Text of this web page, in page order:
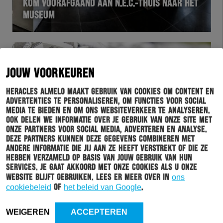
JOUW VOORKEUREN
Heracles Almelo maakt gebruik van cookies om content en
advertenties te personaliseren, om functies voor social
media te bieden en om ons websiteverkeer te analyseren.
Ook delen we informatie over je gebruik van onze site met
onze partners voor social media, adverteren en analyse.
Deze partners kunnen deze gegevens combineren met
andere informatie die jij aan ze heeft verstrekt of die ze
hebben verzameld op basis van jouw gebruik van hun
services. Je gaat akkoord met onze cookies als u onze
website blijft gebruiken. Lees er meer over in ons
cookiebeleid of het beleid van Google.
WEIGEREN ACCEPTEREN
KOM VOORAFGAAND AAN N.E.C.-THUIS NAAR HET
MUSEUM
HERACLES 24-08-2021
WIE IS JOUW FAVORIETE HERACLES ALMELO
ICOON? STEM NU!